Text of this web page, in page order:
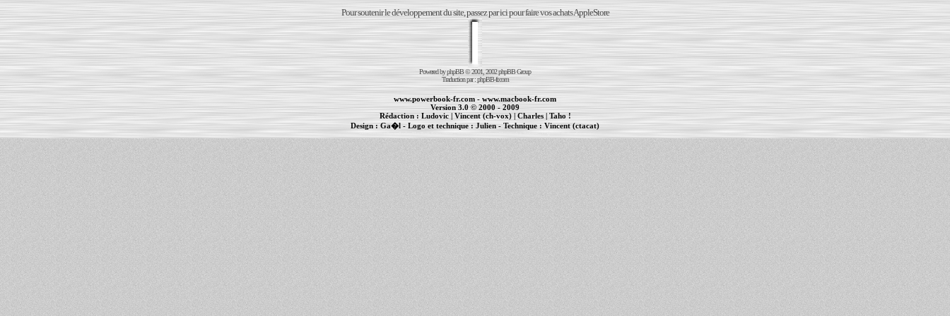
Pour soutenir le développement du site, passez par ici pour faire vos achats AppleStore
Powered byphpBB© 2001, 2002 phpBB Group
Traduction par :phpBB-fr.com
www.powerbook-fr.com - www.macbook-fr.com
Version 3.0 © 2000 - 2009
Rédaction : Ludovic|Vincent (ch-vox)| Charles|Taho !
Design :Ga�l - Logo et technique : Julien - Technique :Vincent (ctacat)
| | cr�ation de sites Internet